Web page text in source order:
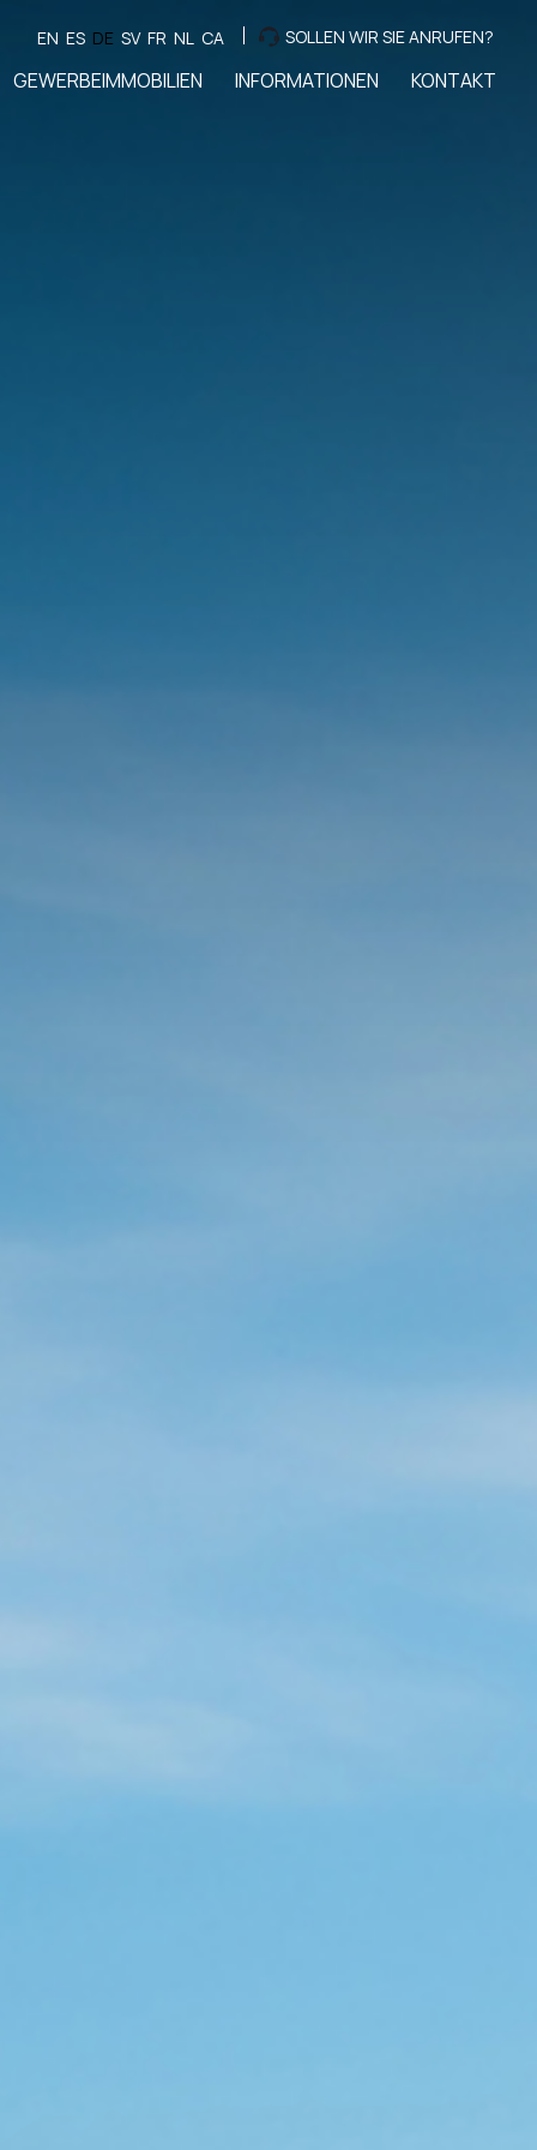
EN ES DE SV FR NL CA SOLLEN WIR SIE ANRUFEN?
GEWERBEIMMOBILIEN INFORMATIONEN KONTAKT